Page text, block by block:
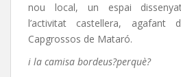
nou local, un espai
l’activitat castellera,
Capgrossos de Mataró.
i la camisa bordeus?perquè?